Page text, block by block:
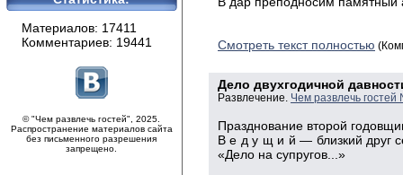
Материалов: 17411
Комментариев: 19441
© "Чем развлечь гостей", 2025.
Распространение материалов сайта
без письменного разрешения
запрещено.
Смотреть текст полностью
Дело двухгодичной
Развлечение. Чем развлечь
Празднование второй
В е д у щ и й — близкий друг
«Дело на супругов...»